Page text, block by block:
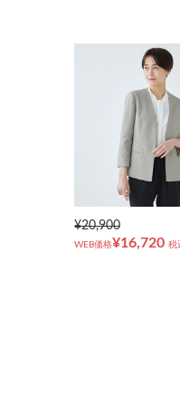
¥20,900
WEB価格¥16,720 税